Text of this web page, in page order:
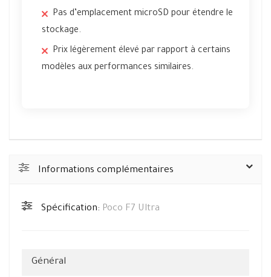
Pas d’emplacement microSD pour étendre le
stockage.
Prix légèrement élevé par rapport à certains
modèles aux performances similaires.
Informations complémentaires
Spécification: Poco F7 Ultra
Général